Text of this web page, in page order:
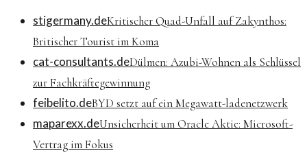
stigermany.deKritischer Quad-Unfall auf Zakynthos:
Britischer Tourist im Koma
cat-consultants.deDülmen: Azubi-Wohnen als Schlüssel
zur Fachkräftegewinnung
feibelito.deBYD setzt auf ein Megawatt-ladenetzwerk
maparexx.deUnsicherheit um Oracle Aktie: Microsoft-
Vertrag im Fokus